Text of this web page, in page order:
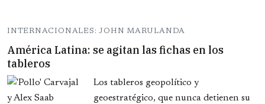
INTERNACIONALES: JOHN MARULANDA
América Latina: se agitan las fichas en los
tableros
Los tableros geopolítico y
geoestratégico, que nunca detienen su